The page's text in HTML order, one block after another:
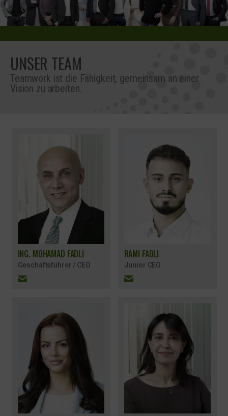
UNSER TEAM
Teamwork ist die Fähigkeit, gemeinsam an einer
Vision zu arbeiten.
ING. MOHAMAD FADLI
Geschäftsführer / CEO
RAMI FADLI
Junior CEO